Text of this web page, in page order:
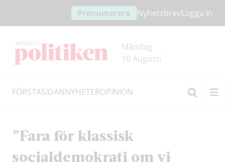
innehållet
headern
Prenumerera NyhetsbrevLogga In
Måndag
10 Augusti
FÖRSTASIDANNYHETEROPINION
”Fara för klassisk
socialdemokrati om vi